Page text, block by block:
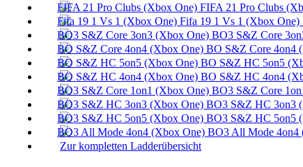
FIFA 21 Pro Clubs
Fifa 19 1 Vs 1 (Xbox One)
BO3 S&Z Core
BO S&Z Core 4on4
BO S&Z HC 5on5
BO S&Z HC 4on4
BO3 S&Z Core
BO3 S&Z HC 3on3
BO3 S&Z HC 5on5
BO3 All Mode 4on4
Zur kompletten Ladderübersicht